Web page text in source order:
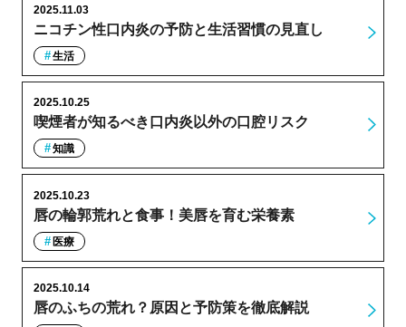
ニコチン性口内炎の予防と生活習慣の見直し
2025.11.03
生活
喫煙者が知るべき口内炎以外の口腔リスク
2025.10.25
知識
唇の輪郭荒れと食事！美唇を育む栄養素
2025.10.23
医療
唇のふちの荒れ？原因と予防策を徹底解説
2025.10.14